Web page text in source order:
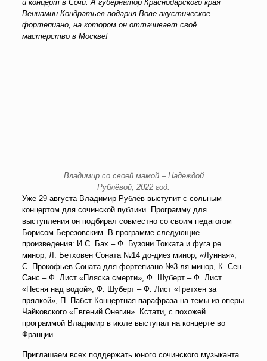
и концерт в Сочи. А губернатор Краснодарского края
Вениамин Кондратьев подарил Вове акустическое
фортепиано, на котором он оттачивает своё
мастерство в Москве!
Владимир со своей мамой – Надеждой
Рублёвой, 2022 год.
Уже 29 августа Владимир Рублёв выступит с сольным
концертом для сочинской публики. Программу для
выступления он подбирал совместно со своим педагогом
Борисом Березовским. В программе следующие
произведения: И.С. Бах – Ф. Бузони Токката и фуга ре
минор, Л. Бетховен Соната №14 до-диез минор, «Лунная»,
С. Прокофьев Соната для фортепиано №3 ля минор, К. Сен-
Санс – Ф. Лист «Пляска смерти», Ф. Шуберт – Ф. Лист
«Песня над водой», Ф. Шуберт – Ф. Лист «Гретхен за
прялкой», П. Пабст Концертная парафраза на темы из оперы
Чайковского «Евгений Онегин». Кстати, с похожей
программой Владимир в июле выступал на концерте во
Франции.
Приглашаем всех поддержать юного сочинского музыканта